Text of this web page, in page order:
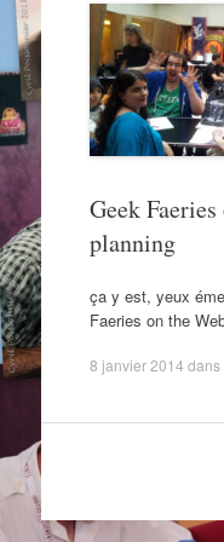
Geek
planning
ça y est, yeux
Faeries on the
8 janvier 2014 dans